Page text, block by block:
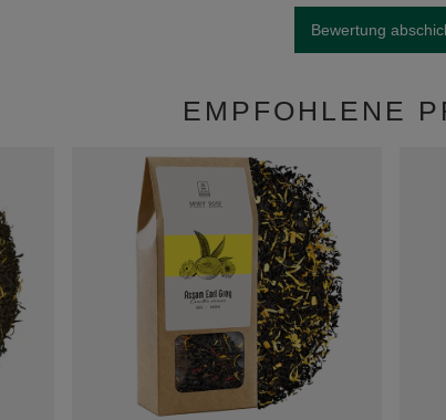
Bewertung
EMPFOHLENE